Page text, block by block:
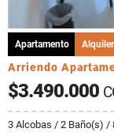
Apartamento Alquiler
Arriendo
$3.490.000
3 Alcobas / 2 Baño(s) /